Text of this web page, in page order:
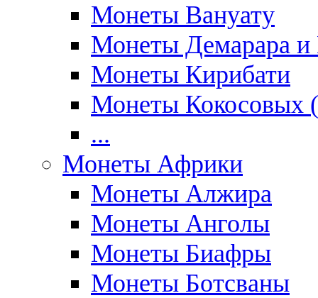
Монеты Вануату
Монеты Демарара и
Монеты Кирибати
Монеты Кокосовых
...
Монеты Африки
Монеты Алжира
Монеты Анголы
Монеты Биафры
Монеты Ботсваны